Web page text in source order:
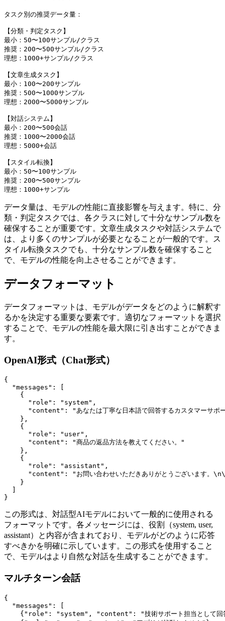
タスク別の推奨データ量：
【分類・判定タスク】
最小：50〜100サンプル/クラス
推奨：200〜500サンプル/クラス
理想：1000+サンプル/クラス
【文章生成タスク】
最小：100〜200サンプル
推奨：500〜1000サンプル
理想：2000〜5000サンプル
【対話システム】
最小：200〜500会話
推奨：1000〜2000会話
理想：5000+会話
【スタイル転換】
最小：50〜100サンプル
推奨：200〜500サンプル
データ量は、モデルの性能に直接影響を与えます。特に、分
類・判定タスクでは、各クラスに対して十分なサンプル数を
確保することが重要です。文章生成タスクや対話システムで
は、より多くのサンプルが必要となることが一般的です。ス
タイル転換タスクでも、十分なサンプル数を確保すること
で、モデルの性能を向上させることができます。
データフォーマット
データフォーマットは、モデルがデータをどのように解釈す
るかを決定する重要な要素です。適切なフォーマットを選択
することで、モデルの性能を最大限に引き出すことができま
す。
OpenAI形式（Chat形式）
{
  "messages": [
    {
      "role": "system",
"content": "あなたは丁寧な日本語で回答するカスタマーサポ
    },
    {
      "role": "user",
      "content": "商品の返品方法を教えてください。"
    },
    {
      "role": "assistant",
"content": "お問い合わせいただきありがとうございます。
    }
この形式は、対話型AIモデルにおいて一般的に使用される
フォーマットです。各メッセージには、役割（system, user,
assistant）と内容が含まれており、モデルがどのように応答
すべきかを明確に示しています。この形式を使用すること
で、モデルはより自然な対話を生成することができます。
マルチターン会話
{
  "messages": [
{"role": "system", "content": "技術サポート担当として回